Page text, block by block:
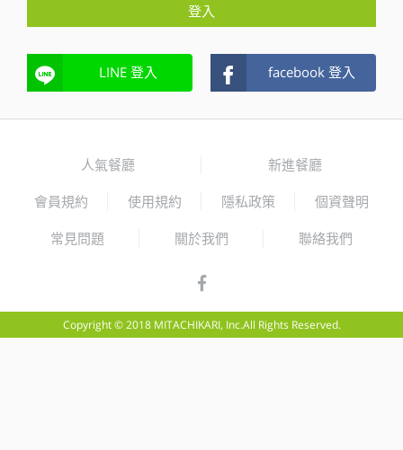
登入
LINE 登入 facebook 登入
人氣餐廳 新進餐廳
會員規約 使用規約 隱私政策 個資聲明
常見問題 關於我們 聯絡我們
Copyright © 2018 MITACHIKARI, Inc.All Rights Reserved.